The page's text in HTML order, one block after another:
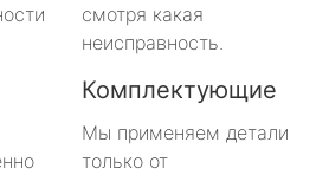
смотря какая
неисправность.
Комплектующие
Мы применяем детали
только от